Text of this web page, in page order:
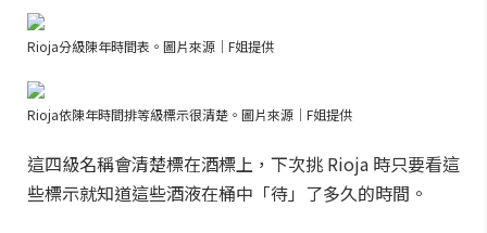
Rioja分級陳年時間表。圖片來源｜F姐提供
Rioja依陳年時間排等級標示很清楚。圖片來源｜F姐提供
這四級名稱會清楚標在酒標上，下次挑 Rioja 時只要看這
些標示就知道這些酒液在桶中「待」了多久的時間。